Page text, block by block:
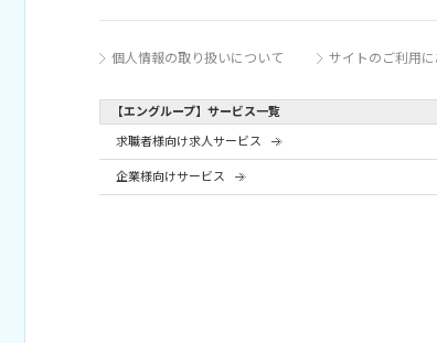
個人情報の取り扱いについて サイトのご利用に
【エングループ】サービス一覧
求職者様向け求人サービス
企業様向けサービス